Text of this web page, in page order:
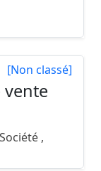
[Non classé]
vente
,